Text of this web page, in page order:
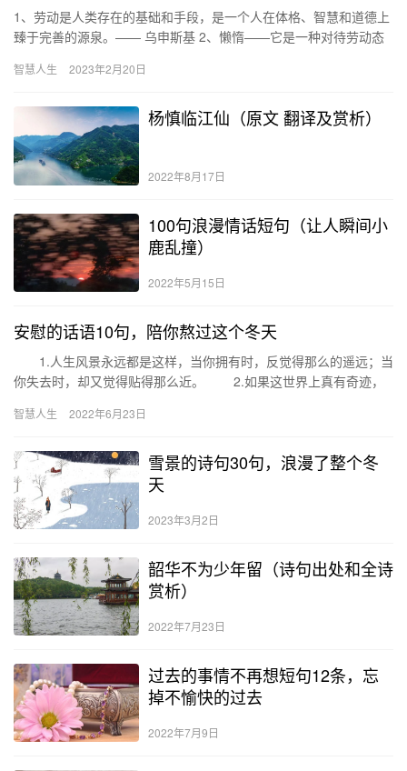
1、劳动是人类存在的基础和手段，是一个人在体格、智慧和道德上
臻于完善的源泉。—— 乌申斯基 2、懒惰——它是一种对待劳动态
…
智慧人生 2023年2月20日
杨慎临江仙（原文 翻译及赏析）
2022年8月17日
100句浪漫情话短句（让人瞬间小
鹿乱撞）
2022年5月15日
安慰的话语10句，陪你熬过这个冬天
1.人生风景永远都是这样，当你拥有时，反觉得那么的遥远；当
你失去时，却又觉得贴得那么近。 2.如果这世界上真有奇迹，
智慧人生 2022年6月23日
雪景的诗句30句，浪漫了整个冬
天
2023年3月2日
韶华不为少年留（诗句出处和全诗
赏析）
2022年7月23日
过去的事情不再想短句12条，忘
掉不愉快的过去
2022年7月9日